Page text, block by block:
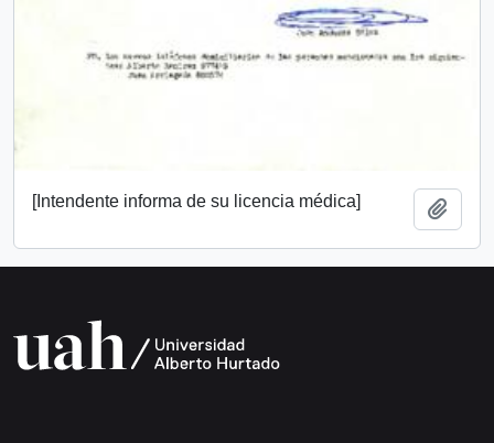
[Intendente informa de su licencia médica]